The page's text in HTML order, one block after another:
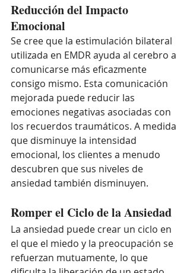
Reducción del Impacto
Emocional
Se cree que la estimulación bilateral
utilizada en EMDR ayuda al cerebro a
comunicarse más eficazmente
consigo mismo. Esta comunicación
mejorada puede reducir las
emociones negativas asociadas con
los recuerdos traumáticos. A medida
que disminuye la intensidad
emocional, los clientes a menudo
descubren que sus niveles de
ansiedad también disminuyen.
Romper el Ciclo de la Ansiedad
La ansiedad puede crear un ciclo en
el que el miedo y la preocupación se
refuerzan mutuamente, lo que